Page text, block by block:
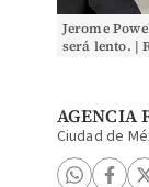
Jerome
será lento. |
AGENCIA
Ciudad de